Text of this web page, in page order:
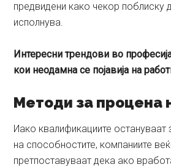
предвидени како чекор поблиску
исполнува.
Интересни трендови во
кои неодамна се појавија на
Методи за процена
Иако квалификациите остануваат
на способностите, компаниите
претпоставуваат дека ако